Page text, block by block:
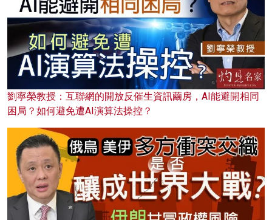
劉寧榮教授：互聯網的開放反催生資訊繭房，AI能避開相同
困局？如何避免遭AI演算法操控？